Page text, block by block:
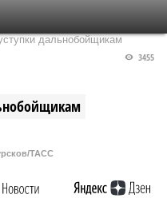
дальнобойщикам
3455
ТАСС